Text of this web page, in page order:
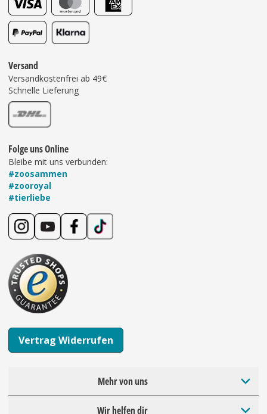
Versand
Versandkostenfrei ab 49€
Schnelle Lieferung
Folge uns Online
Bleibe mit uns verbunden:
#zoosammen
#zooroyal
#tierliebe
Vertrag Widerrufen
Mehr von uns
Wir helfen dir